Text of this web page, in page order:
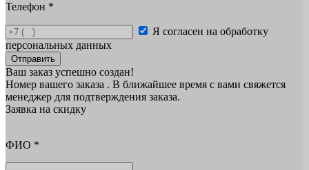
Телефон *
Я согласен на обработку
персональных данных
Отправить
Ваш заказ успешно создан!
Номер вашего заказа . В ближайшее время с вами свяжется
менеджер для подтверждения заказа.
Заявка на скидку
ФИО *